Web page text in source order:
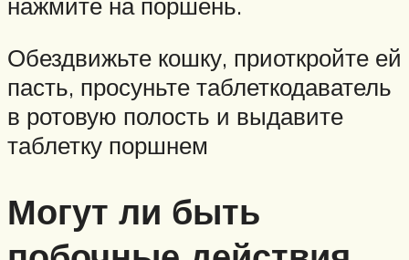
Обездвижьте кошку, приоткройте ей
пасть, просуньте таблеткодаватель
в ротовую полость и выдавите
таблетку поршнем
Могут ли быть